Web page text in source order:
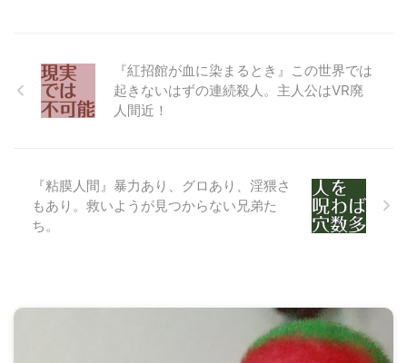
『紅招館が血に染まるとき』この世界では
起きないはずの連続殺人。主人公はVR廃
人間近！
『粘膜人間』暴力あり、グロあり、淫猥さ
もあり。救いようが見つからない兄弟た
ち。